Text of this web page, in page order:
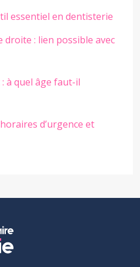
essentiel en dentisterie
: lien possible avec
à quel âge faut-il
d’urgence et